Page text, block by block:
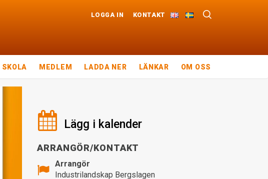
LOGGA IN KONTAKT
SKOLA MEDLEM LADDA NER LÄNKAR OM OSS
Lägg i kalender
ARRANGÖR/KONTAKT
Arrangör
Industrilandskap Bergslagen